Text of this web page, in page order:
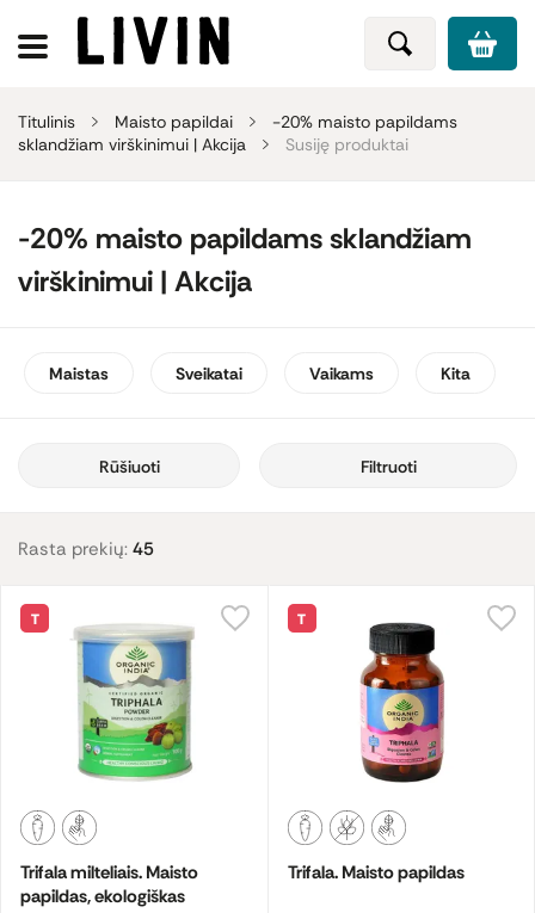
Titulinis Maisto papildai
-20% maisto papildams
sklandžiam virškinimui | Akcija
Susiję produktai
-20% maisto papildams sklandžiam
virškinimui | Akcija
Maistas Sveikatai Vaikams Kita
Rūšiuoti Filtruoti
Rasta prekių: 45
T
Trifala milteliais. Maisto
papildas, ekologiškas
T
Trifala. Maisto papildas